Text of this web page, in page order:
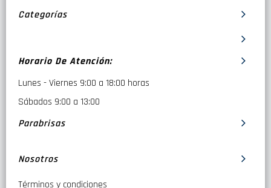
Categorías
Horario De Atención:
Lunes - Viernes 9:00 a 18:00 horas
Sábados 9:00 a 13:00
Parabrisas
Nosotros
Términos y condiciones